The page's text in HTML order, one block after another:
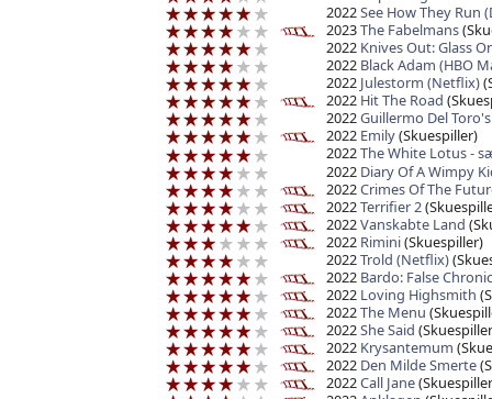
2022See How They Run
2023The Fabelmans
2022 Knives Out: Glass
2022 Black Adam (HBO
2022 Julestorm (Netflix)
2022 Hit The Road
2022Guillermo Del
2022 Emily(Skuespiller)
2022The White Lotus -
2022 Diary Of A Wimpy
2022Crimes Of The
2022Terrifier 2
2022Vanskabte Land
2022 Rimini(Skuespiller)
2022Trold (Netflix)
2022 Bardo: False
2022 Loving Highsmith
2022The Menu
2022She Said
2022 Krysantemum
2022 Den Milde Smerte
2022Call Jane